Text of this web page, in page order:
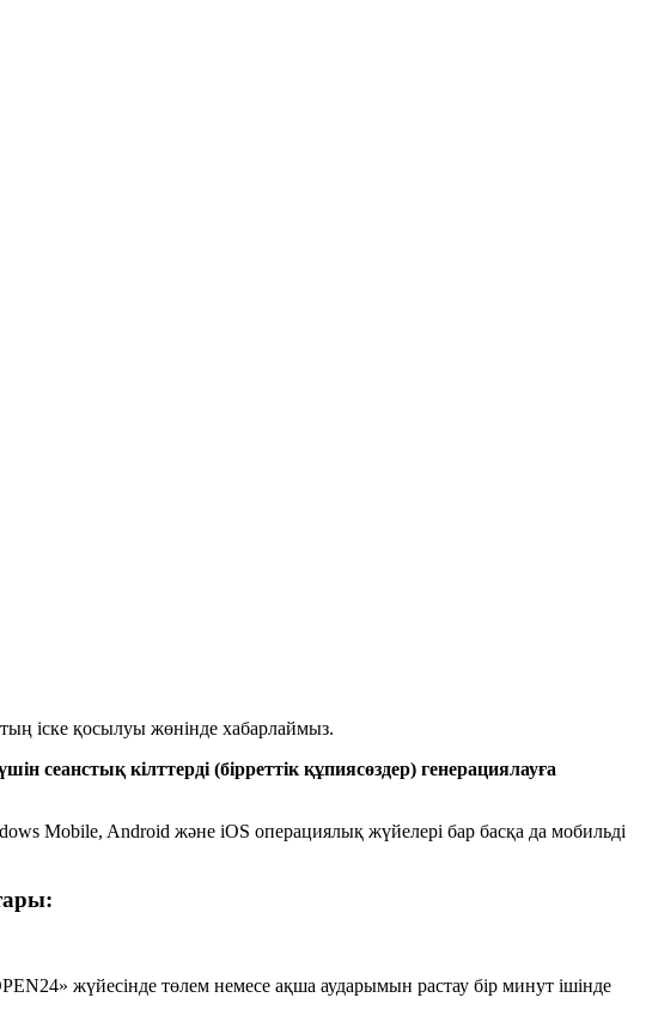
іске қосылуы жөнінде хабарлаймыз.
кілттерді (бірреттік құпиясөздер) генерациялауға
Mobile, Android және iOS операциялық жүйелері бар басқа да мобильді
жүйесінде төлем немесе ақша аударымын растау бір минут ішінде